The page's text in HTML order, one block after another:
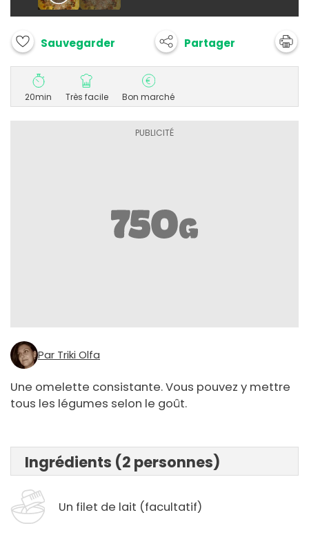
Sauvegarder Partager
20min Très facile Bon marché
Par Triki Olfa
Une omelette consistante. Vous pouvez y mettre
tous les légumes selon le goût.
Ingrédients (2 personnes)
Un filet de lait (facultatif)